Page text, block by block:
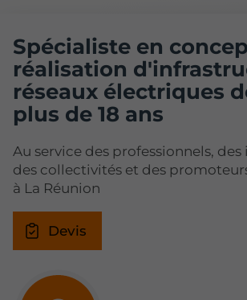
Spécialiste en
réalisation
réseaux électriques
plus de 18 ans
Au service des professionnels,
des collectivités et des
à La Réunion
Devis